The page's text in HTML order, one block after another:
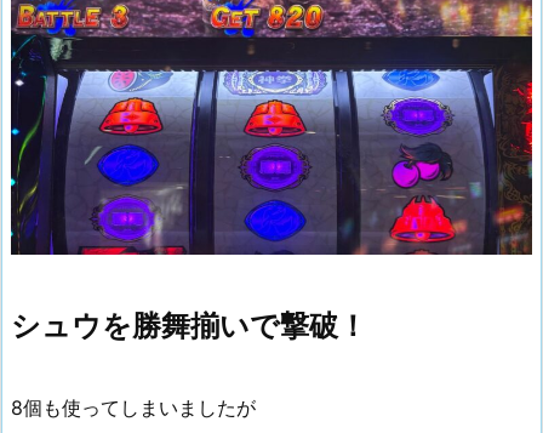
シュウを勝舞揃いで撃破！
8個も使ってしまいましたが